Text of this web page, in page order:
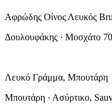
Αφρώδης Οίνος Λευκός
Δουλουφάκης · Μοσχάτο
Λευκό Γράμμα, Μπουτάρη
Μπουτάρη · Ασύρτικο,